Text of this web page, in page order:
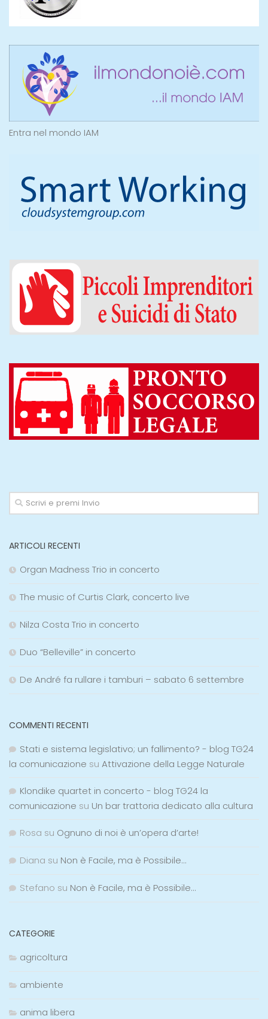
Entra nel mondo IAM
ARTICOLI RECENTI
Organ Madness Trio in concerto
The music of Curtis Clark, concerto live
Nilza Costa Trio in concerto
Duo “Belleville” in concerto
De André fa rullare i tamburi – sabato 6 settembre
COMMENTI RECENTI
Stati e sistema legislativo; un fallimento? - blog TG24
la comunicazione su Attivazione della Legge Naturale
Klondike quartet in concerto - blog TG24 la
comunicazione su Un bar trattoria dedicato alla cultura
Rosa su Ognuno di noi è un’opera d’arte!
Diana su Non è Facile, ma è Possibile…
Stefano su Non è Facile, ma è Possibile…
CATEGORIE
agricoltura
ambiente
anima libera